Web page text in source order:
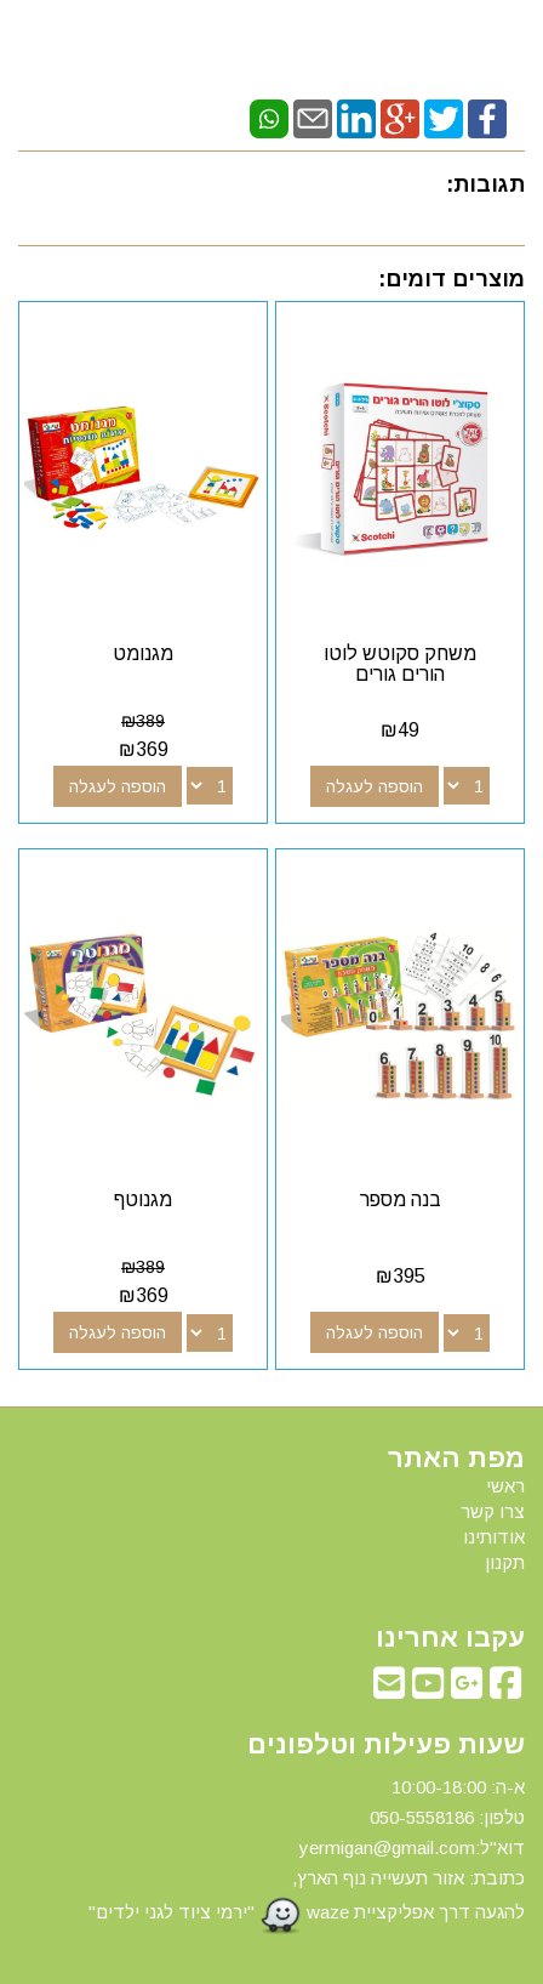
תגובות:
מוצרים דומים:
משחק סקוטש לוטו
הורים גורים
₪49
הוספה לעגלה
מגנומט
₪389
₪369
הוספה לעגלה
בנה מספר
₪395
הוספה לעגלה
מגנוטף
₪389
₪369
הוספה לעגלה
מפת האתר
ראשי
צרו קשר
אודותינו
תקנון
עקבו אחרינו
שעות פעילות וטלפונים
א-ה: 10:00-18:00
טלפון: 0 50-5558186
דוא"ל:yermigan@gmail.com
כתובת: אזור תעשייה נוף הארץ,
להגעה דרך אפליקציית waze
"ירמי ציוד לגני ילדים"